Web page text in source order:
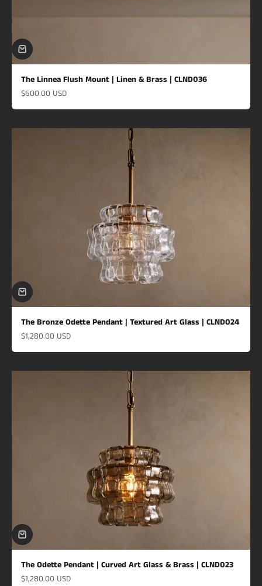
The Linnea Flush Mount | Linen & Brass | CLND036
Prix de vente
$600.00 USD
The Bronze Odette Pendant | Textured Art Glass | CLND024
Prix de vente
$1,280.00 USD
The Odette Pendant | Curved Art Glass & Brass | CLND023
Prix de vente
$1,280.00 USD